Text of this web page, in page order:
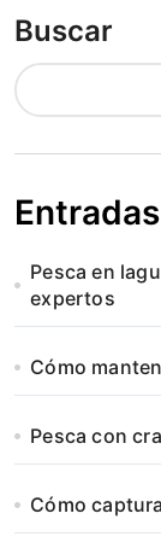
Buscar
Pesca en
expertos
Cómo
Pesca con
Cómo